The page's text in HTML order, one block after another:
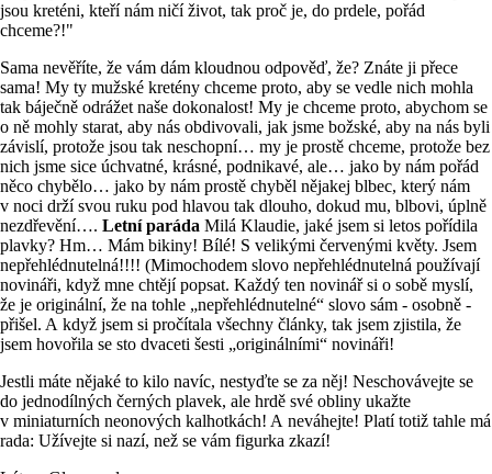
jsou kreténi, kteří nám ničí život, tak proč je, do prdele, pořád
chceme?!"
Sama nevěříte, že vám dám kloudnou odpověď, že? Znáte ji přece
sama! My ty mužské kretény chceme proto, aby se vedle nich mohla
tak báječně odrážet naše dokonalost! My je chceme proto, abychom se
o ně mohly starat, aby nás obdivovali, jak jsme božské, aby na nás byli
závislí, protože jsou tak neschopní… my je prostě chceme, protože bez
nich jsme sice úchvatné, krásné, podnikavé, ale… jako by nám pořád
něco chybělo… jako by nám prostě chyběl nějakej blbec, který nám
v noci drží svou ruku pod hlavou tak dlouho, dokud mu, blbovi, úplně
nezdřevění…. Letní paráda Milá Klaudie, jaké jsem si letos pořídila
plavky? Hm… Mám bikiny! Bílé! S velikými červenými květy. Jsem
nepřehlédnutelná!!!! (Mimochodem slovo nepřehlédnutelná používají
novináři, když mne chtějí popsat. Každý ten novinář si o sobě myslí,
že je originální, že na tohle „nepřehlédnutelné“ slovo sám - osobně -
přišel. A když jsem si pročítala všechny články, tak jsem zjistila, že
jsem hovořila se sto dvaceti šesti „originálními“ novináři!
Jestli máte nějaké to kilo navíc, nestyďte se za něj! Neschovávejte se
do jednodílných černých plavek, ale hrdě své obliny ukažte
v miniaturních neonových kalhotkách! A neváhejte! Platí totiž tahle má
rada: Užívejte si nazí, než se vám figurka zkazí!